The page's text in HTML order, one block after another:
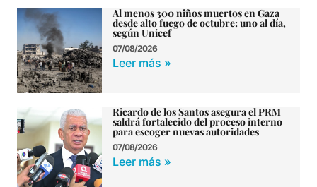
Al menos 300 niños muertos en Gaza
desde alto fuego de octubre: uno al día,
según Unicef
07/08/2026
Leer más »
Ricardo de los Santos asegura el PRM
saldrá fortalecido del proceso interno
para escoger nuevas autoridades
07/08/2026
Leer más »